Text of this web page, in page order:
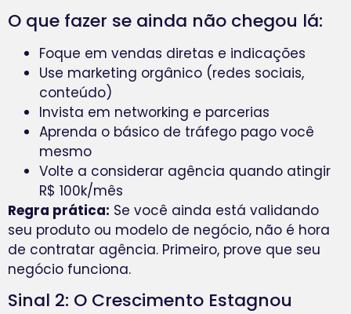
O que fazer se ainda não chegou lá:
Foque em vendas diretas e indicações
Use marketing orgânico (redes sociais,
conteúdo)
Invista em networking e parcerias
Aprenda o básico de tráfego pago você
mesmo
Volte a considerar agência quando atingir
R$ 100k/mês
Regra prática: Se você ainda está validando
seu produto ou modelo de negócio, não é hora
de contratar agência. Primeiro, prove que seu
negócio funciona.
Sinal 2: O Crescimento Estagnou